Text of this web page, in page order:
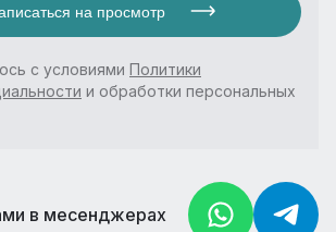
на просмотр
с условиями Политики
и обработки персональных
в месенджерах